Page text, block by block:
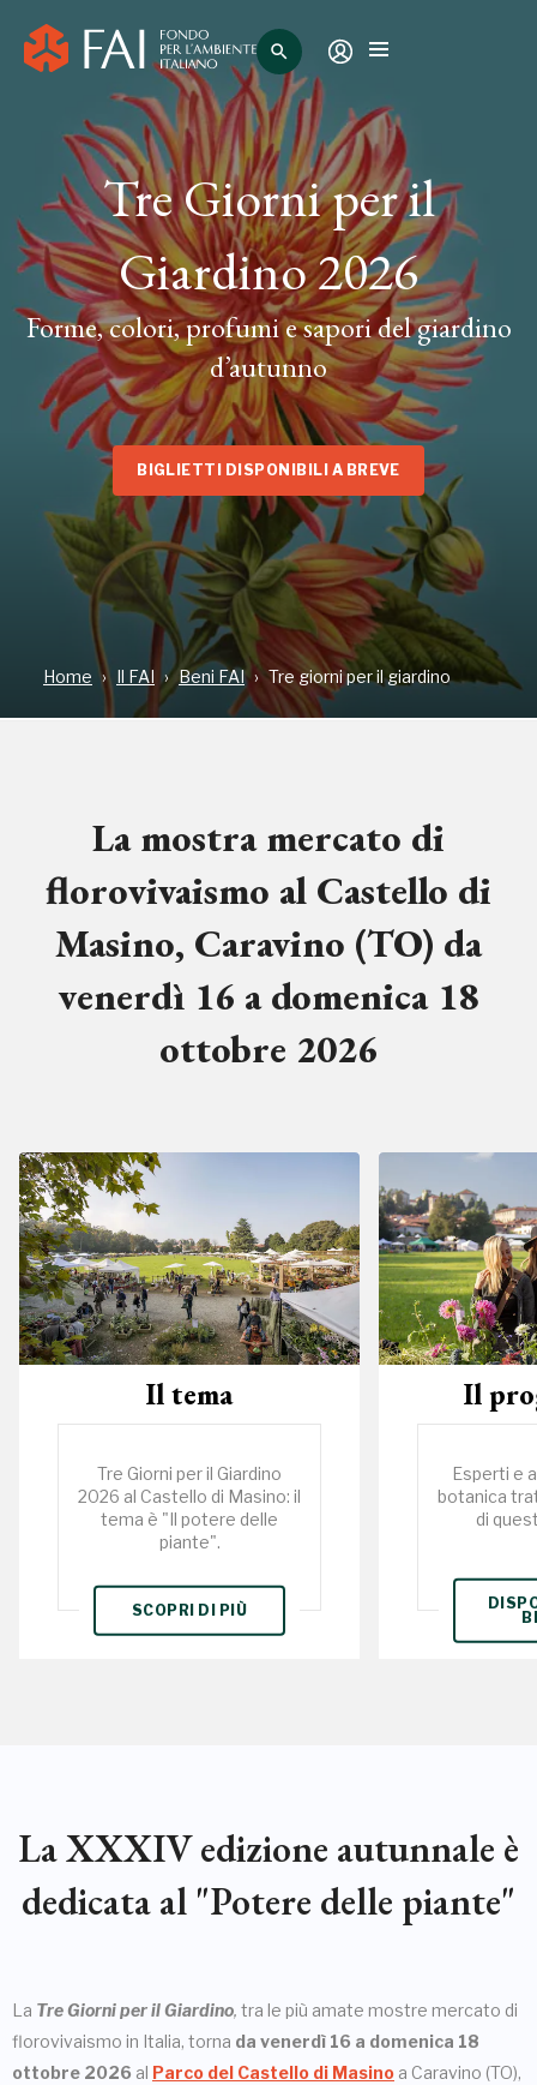
search
Tre Giorni per il
Giardino 2026
Forme, colori, profumi e sapori del giardino
d’autunno
BIGLIETTI DISPONIBILI A BREVE
Home Il FAI Beni FAI Tre giorni per il giardino
La mostra mercato di
florovivaismo al Castello di
Masino, Caravino (TO) da
venerdì 16 a domenica 18
ottobre 2026
Il tema
Tre Giorni per il Giardino
2026 al Castello di Masino: il
tema è "Il potere delle
piante".
SCOPRI DI PIÙ
Il
Esperti e
botanica
di
La XXXIV edizione autunnale è
dedicata al "Potere delle piante"
La Tre Giorni per il Giardino, tra le più amate mostre mercato di
florovivaismo in Italia, torna da venerdì 16 a domenica 18
ottobre 2026 al Parco del Castello di Masino a Caravino (TO),